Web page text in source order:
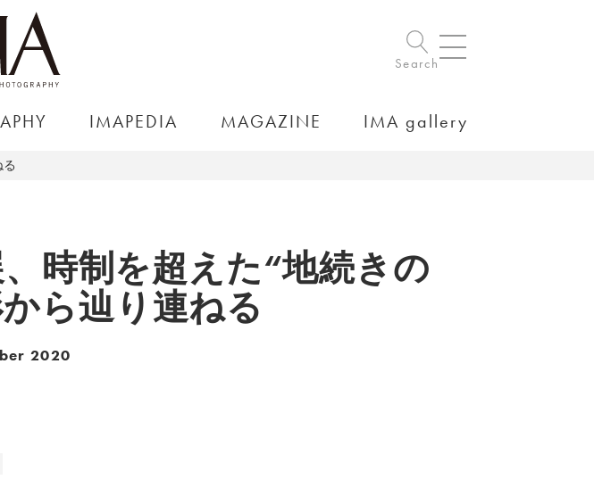
Search
IMAPEDIA MAGAZINE IMA gallery
時制を超えた“地続きの
ら辿り連ねる
2020